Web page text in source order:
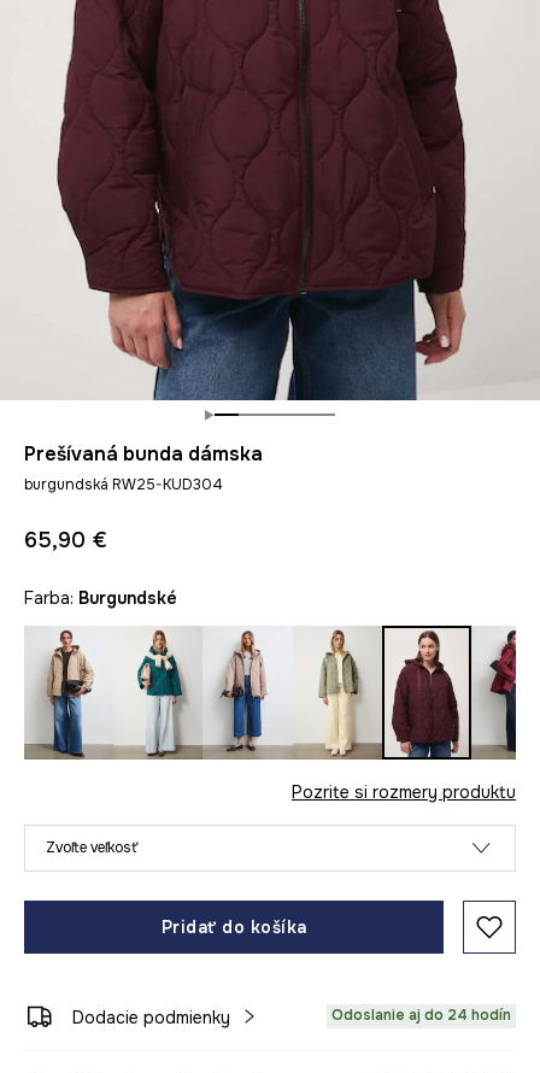
Prešívaná bunda dámska
burgundská RW25-KUD304
65,90 €
Farba: burgundské
Pozrite si rozmery produktu
Zvoľte veľkosť
Pridať do košíka
Dodacie podmienky Odoslanie aj do 24 hodín